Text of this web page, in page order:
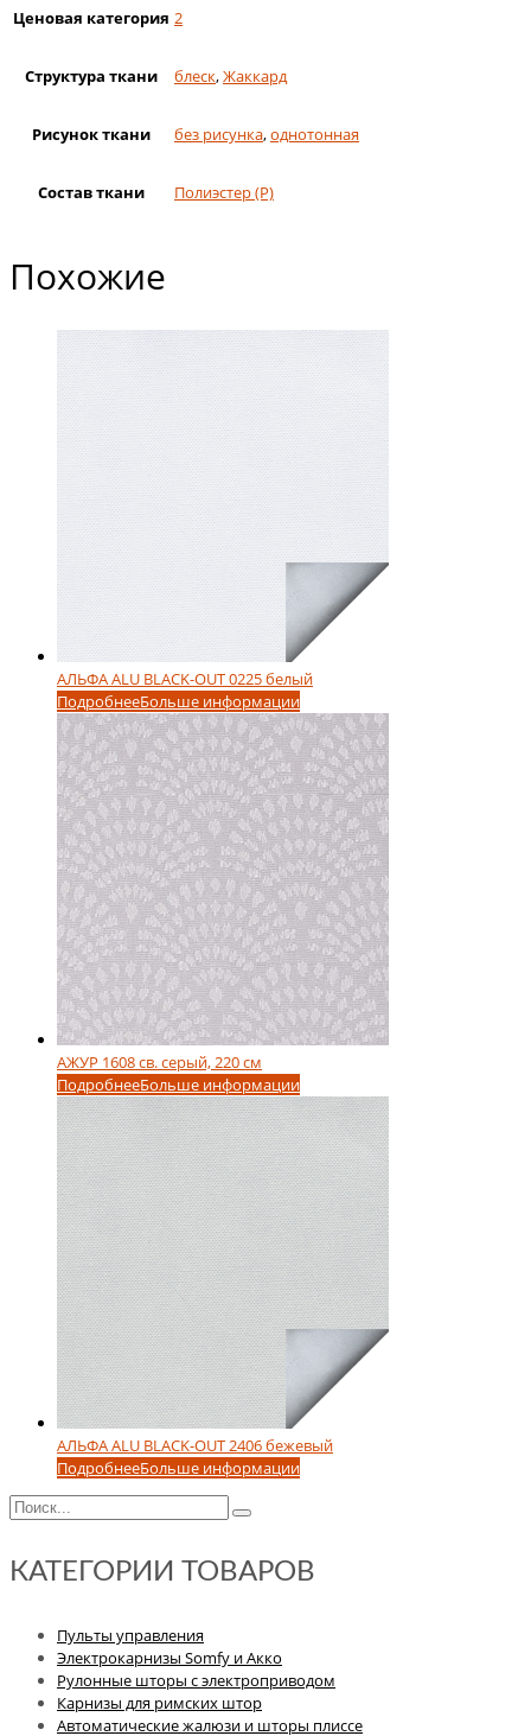
Ценовая категория 2
Структура ткани блеск,Жаккард
Рисунок ткани без рисунка,однотонная
Состав ткани Полиэстер (Р)
Похожие
АЛЬФА ALU BLACK-OUT 0225 белый
ПодробнееБольше информации
АЖУР 1608 св. серый, 220 см
ПодробнееБольше информации
АЛЬФА ALU BLACK-OUT 2406 бежевый
ПодробнееБольше информации
КАТЕГОРИИ ТОВАРОВ
Пульты управления
Электрокарнизы Somfy и Акко
Рулонные шторы с электроприводом
Карнизы для римских штор
Автоматические жалюзи и шторы плиссе